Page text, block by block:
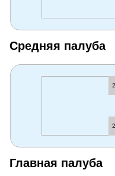
Средняя палуба
Главная палуба